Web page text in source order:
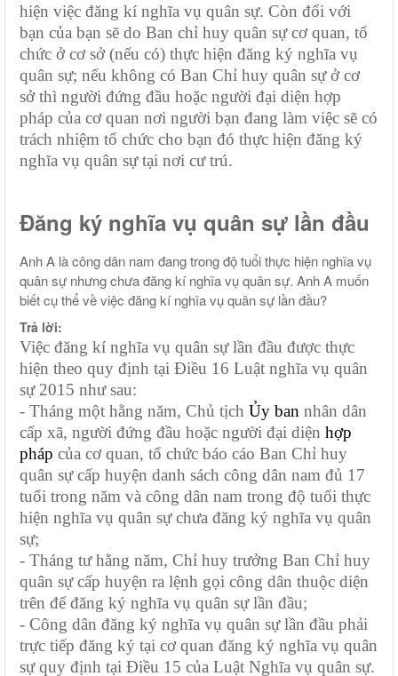
hiện việc đăng kí nghĩa vụ quân sự. Còn đối với
bạn của bạn sẽ do Ban chỉ huy quân sự cơ quan, tổ
chức ở cơ sở (nếu có) thực hiện đăng ký nghĩa vụ
quân sự; nếu không có Ban Chỉ huy quân sự ở cơ
sở thì người đứng đầu hoặc người đại diện hợp
pháp của cơ quan nơi người bạn đang làm việc sẽ có
trách nhiệm tổ chức cho bạn đó thực hiện đăng ký
nghĩa vụ quân sự tại nơi cư trú.
Đăng ký nghĩa vụ quân sự lần đầu
Anh A là công dân nam đang trong độ tuổi thực hiện nghĩa vụ
quân sự nhưng chưa đăng kí nghĩa vụ quân sự. Anh A muốn
biết cụ thể về việc đăng kí nghĩa vụ quân sự lần đầu?
Trả lời:
Việc đăng kí nghĩa vụ quân sự lần đầu được thực
hiện theo quy định tại Điều 16 Luật nghĩa vụ quân
sự 2015 như sau:
- Tháng một hằng năm, Chủ tịch Ủy ban nhân dân
cấp xã, người đứng đầu hoặc người đại diện hợp
pháp của cơ quan, tổ chức báo cáo Ban Chỉ huy
quân sự cấp huyện danh sách công dân nam đủ 17
tuổi trong năm và công dân nam trong độ tuổi thực
hiện nghĩa vụ quân sự chưa đăng ký nghĩa vụ quân
sự;
- Tháng tư hằng năm, Chỉ huy trưởng Ban Chỉ huy
quân sự cấp huyện ra lệnh gọi công dân thuộc diện
trên để đăng ký nghĩa vụ quân sự lần đầu;
- Công dân đăng ký nghĩa vụ quân sự lần đầu phải
trực tiếp đăng ký tại cơ quan đăng ký nghĩa vụ quân
sự quy định tại Điều 15 của Luật Nghĩa vụ quân sự.